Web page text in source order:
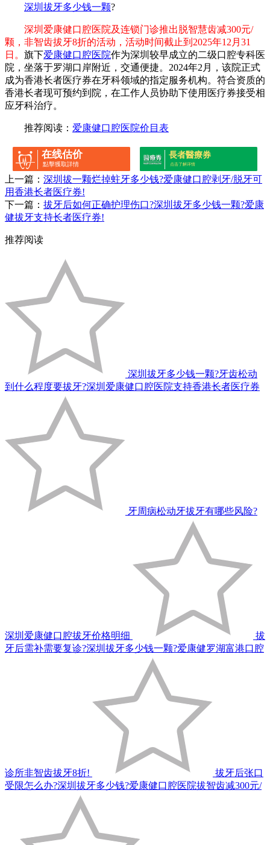
深圳拔牙多少钱一颗?
深圳爱康健口腔医院及连锁门诊推出脱智慧齿减300元/
颗，非智齿拔牙8折的活动，活动时间截止到2025年12月31
日。 旗下爱康健口腔医院作为深圳较早成立的二级口腔专科医
院，坐落于罗湖口岸附近，交通便捷。2024年2月，该院正式
成为香港长者医疗券在牙科领域的指定服务机构。符合资质的
香港长者现可预约到院，在工作人员协助下使用医疗券接受相
应牙科治疗。
推荐阅读： 爱康健口腔医院价目表
在线估价
點擊獲取詳情
長者醫療券
点击了解详情
上一篇： 深圳拔一颗烂掉蛀牙多少钱?爱康健口腔剥牙/脱牙可
用香港长者医疗券!
下一篇： 拔牙后如何正确护理伤口?深圳拔牙多少钱一颗?爱康
健拔牙支持长者医疗券!
推荐阅读
深圳拔牙多少钱一颗?牙齿松动
到什么程度要拔牙?深圳爱康健口腔医院支持香港长者医疗券
牙周病松动牙拔牙有哪些风险?
深圳爱康健口腔拔牙价格明细
拔
牙后需补需要复诊?深圳拔牙多少钱一颗?爱康健罗湖富港口腔
诊所非智齿拔牙8折!
拔牙后张口
受限怎么办?深圳拔牙多少钱?爱康健口腔医院拔智齿减300元/